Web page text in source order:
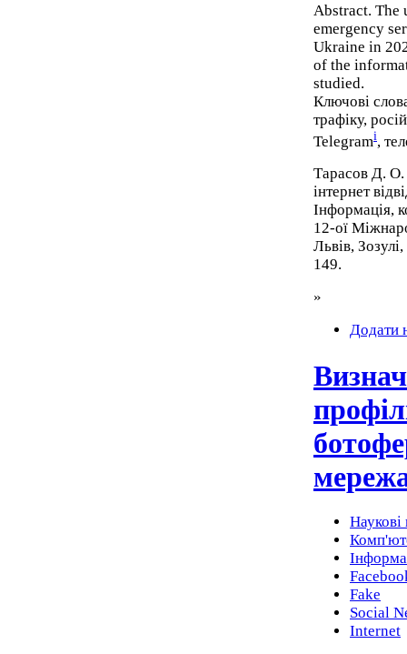
Abstract. The
emergency
Ukraine in
of the
studied.
Ключові
трафіку,
Telegrami,
Тарасов Д. О.
інтернет
Інформація,
12-ої
Львів,
149.
»
Додати
Наукові
Fake
Social
Internet